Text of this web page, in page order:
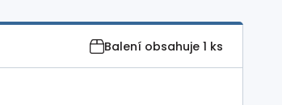
Balení obsahuje 1 ks